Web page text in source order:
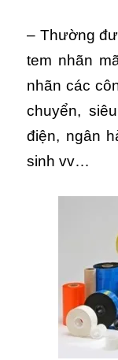
– Thường
tem nhãn
nhãn các
chuyển,
điện, ngân
sinh vv…